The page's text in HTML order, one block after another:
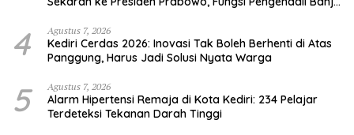
4 Agustus 7, 2026
Kediri Cerdas 2026: Inovasi Tak Boleh Berhenti di Atas
Panggung, Harus Jadi Solusi Nyata Warga
5 Agustus 7, 2026
Alarm Hipertensi Remaja di Kota Kediri: 234 Pelajar
Terdeteksi Tekanan Darah Tinggi